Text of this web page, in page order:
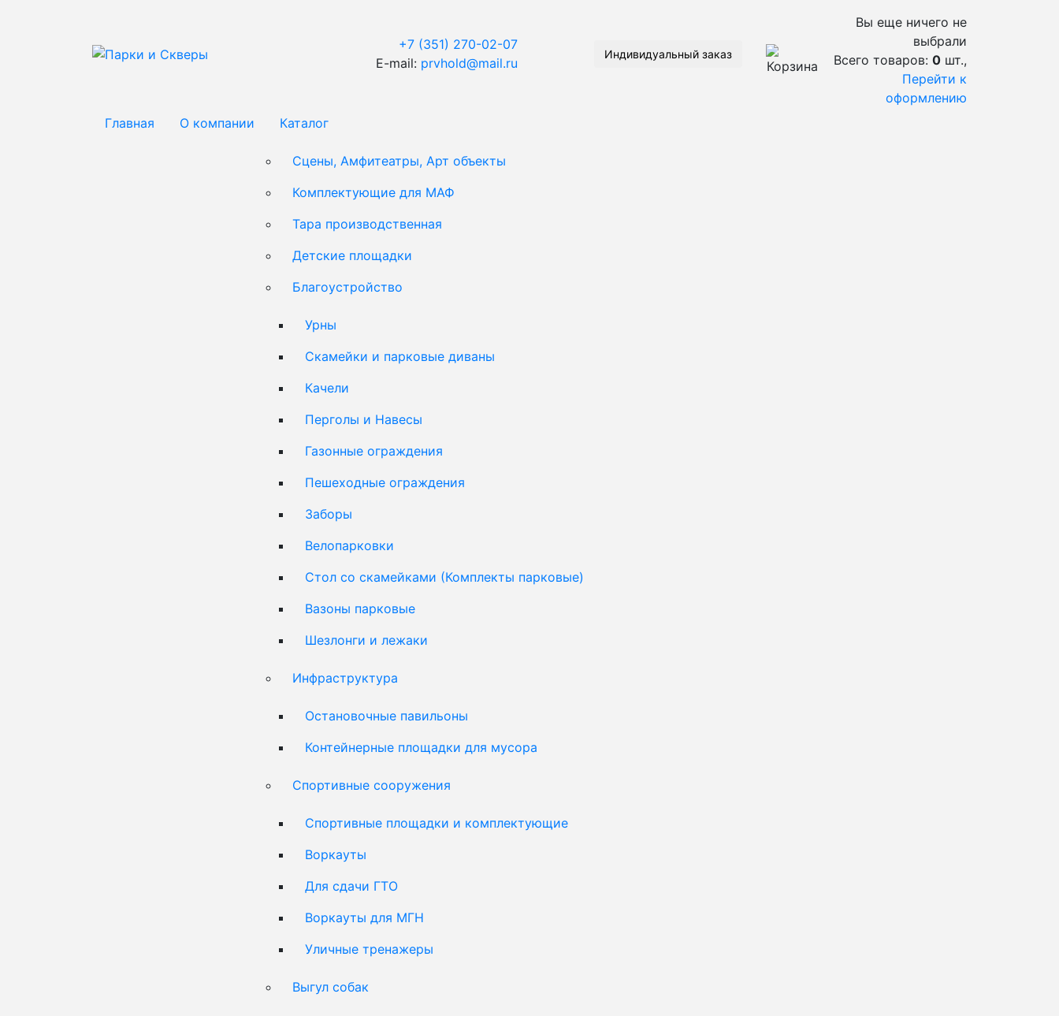
+7 (351) 270-02-07
E-mail: prvhold@mail.ru
Индивидуальный заказ
Вы еще ничего не
выбрали
Всего товаров: 0 шт.,
Перейти к
оформлению
Главная
О компании Каталог
Сцены, Амфитеатры, Арт объекты
Комплектующие для МАФ
Тара производственная
Детские площадки
Благоустройство
Урны
Скамейки и парковые диваны
Качели
Перголы и Навесы
Газонные ограждения
Пешеходные ограждения
Заборы
Велопарковки
Стол со скамейками (Комплекты парковые)
Вазоны парковые
Шезлонги и лежаки
Инфраструктура
Остановочные павильоны
Контейнерные площадки для мусора
Спортивные сооружения
Спортивные площадки и комплектующие
Воркауты
Для сдачи ГТО
Воркауты для МГН
Уличные тренажеры
Выгул собак